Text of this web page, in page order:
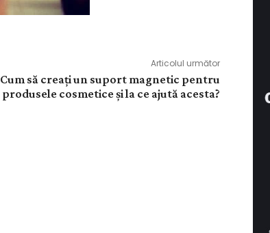
Articolul următor
Cum să creați un suport magnetic pentru
produsele cosmetice și la ce ajută acesta?